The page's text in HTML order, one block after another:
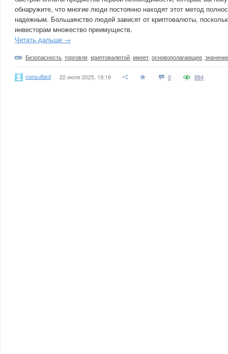
обнаружите, что многие люди постоянно находят этот метод
надежным. Большинство людей зависят от криптовалюты,
инвесторам множество преимуществ.
Читать дальше →
Безопасность торговле криптовалютой имеет основополагающее
consultant 22 июля 2025, 19:19 0 884